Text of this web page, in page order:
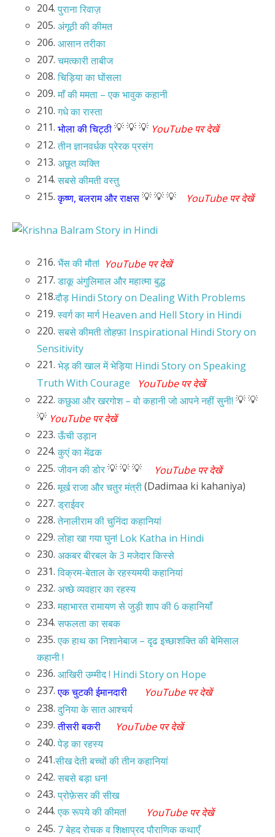
204.पुराना रिवाज़
205. अंगूठी की कीमत
206. आसान तरीका
207.चमत्कारी ताबीज
208.चिड़िया का घोंसला
209.माँ की ममता – एक भावुक कहानी
210.गधे का रास्ता
211. भोला की चिट्ठी💡 💡 💡 YouTube पर देखें
212.तीन ज्ञानवर्धक प्रेरक प्रसंग
213. अछूत व्यक्ति
214.सबसे कीमती वस्तु
215.कृष्ण, बलराम और राक्षस💡 💡 💡 YouTube पर देखें
216. भैंस की मौत! YouTube पर देखें
217.डाकू अंगुलिमाल और महात्मा बुद्ध
218.दौड़ Hindi Story on Dealing With Problems
219.स्वर्ग का मार्ग Heaven and Hell Story in Hindi
220.सबसे कीमती तोहफ़ा Inspirational Hindi Story on
Sensitivity
221. भेड़ की खाल में भेड़िया Hindi Story on Speaking
Truth With Courage
YouTube पर देखें
222.कछुआ और खरगोश – वो कहानी जो आपने नहीं सुनी! 💡 💡
💡 YouTube पर देखें
223.ऊँची उड़ान
224.कुएं का मेंढक
225.जीवन की डोर💡 💡 💡
YouTube पर देखें
226.मूर्ख राजा और चतुर मंत्री(Dadimaa ki kahaniya)
227.ड्राईवर
228.तेनालीराम की चुनिंदा कहानियां
229.लोहा खा गया घुन! Lok Katha in Hindi
230. अकबर बीरबल के 3 मजेदार किस्से
231.विक्रम-बेताल के रहस्यमयी कहानियां
232. अच्छे व्यवहार का रहस्य
233.महाभारत रामायण से जुड़ी शाप की 6 कहानियाँ
234.सफलता का सबक
235.एक हाथ का निशानेबाज – दृढ इच्छाशक्ति की बेमिसाल
कहानी !
236. आखिरी उम्मीद ! Hindi Story on Hope
237.एक चुटकी ईमानदारी
YouTube पर देखें
238.दुनिया के सात आश्चर्य
239. तीसरी बकरी
YouTube पर देखें
240.पेड़ का रहस्य
241.सीख देती बच्चों की तीन कहानियां
242.सबसे बड़ा धन!
243.प्रोफ़ेसर की सीख
244.एक रूपये की कीमत!
YouTube पर देखें
245. 7 बेहद रोचक व शिक्षाप्रद पौराणिक कथाएँ